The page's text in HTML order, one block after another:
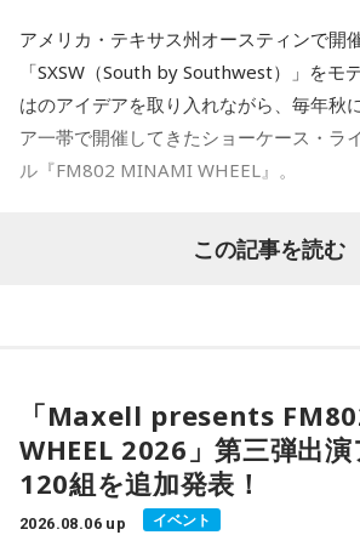
を忘れていないか確認したい日。今日は
「私が嬉しいから」を選んでみてくださ
の小さなご褒美時間を作ると心が整いそ
【11位】山羊座（やぎ座）
頑張ることが当たり前になっているなら
が見えてきます。今日は仕事を早めに切
の大切なサイン。無理に答えを出さず、
て。夜は「本当はどうしたい？」と自分
ょう。今日はスマホから離れて、好きな
ゆっくり過ごしましょう。
となっていきます。メンバーそれぞれが
性を持ち寄りながら、これまでにないア
ったことで、3人の新たな可能性を感じさ
っています。
◆多彩な楽曲が描き出す、旅のようなアル
ティングが印象的なタイトル曲「SO-
ます。
シティポップを想起させるサウンドや、
ィアムナンバー、テクニカルかつファン
多彩な音楽性を凝縮。それぞれの楽曲か
アメリカ・テキサス州オースティンで開
「SXSW（South by Southwest）」をモ
はのアイデアを取り入れながら、毎年秋
ア一帯で開催してきたショーケース・ラ
ル『FM802 MINAMI WHEEL』。
今年も『Maxell presents FM802
として、10月10日（土）、11日（日）
みの257組を加えた総勢377組の出演日
また3DAYS PASS／1DAY PASSのオフィ
中！いち早くチケットをゲットしてくださ
この記事を読む
「Maxell presents
WHEEL 2026」第三弾出
120組を追加発表！
2026.08.06 up イベント